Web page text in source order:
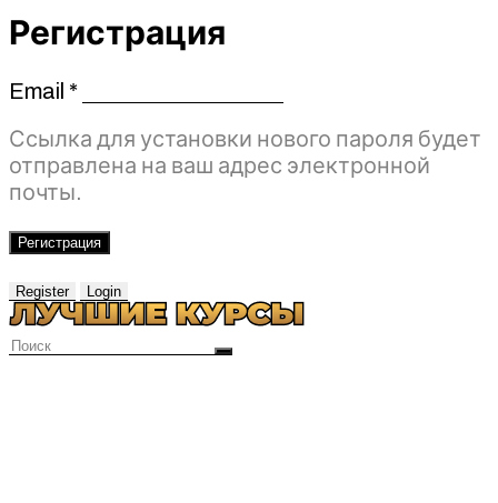
Регистрация
Email *Обязательно
Ссылка для установки нового пароля будет
отправлена ​​на ваш адрес электронной
почты.
Регистрация
Register Login